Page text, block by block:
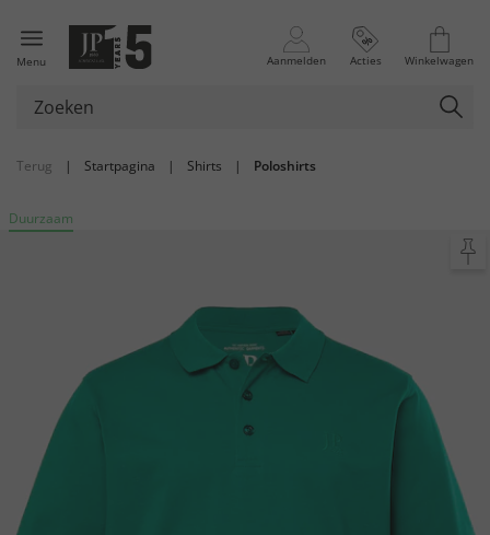
Menu Aanmelden Acties Winkelwagen
Terug | Startpagina | Shirts | Poloshirts
Duurzaam